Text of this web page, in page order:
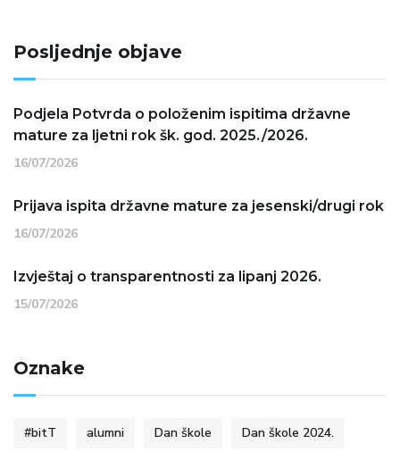
Posljednje objave
Podjela Potvrda o položenim ispitima državne
mature za ljetni rok šk. god. 2025./2026.
16/07/2026
Prijava ispita državne mature za jesenski/drugi rok
16/07/2026
Izvještaj o transparentnosti za lipanj 2026.
15/07/2026
Oznake
#bitT alumni Dan škole Dan škole 2024.